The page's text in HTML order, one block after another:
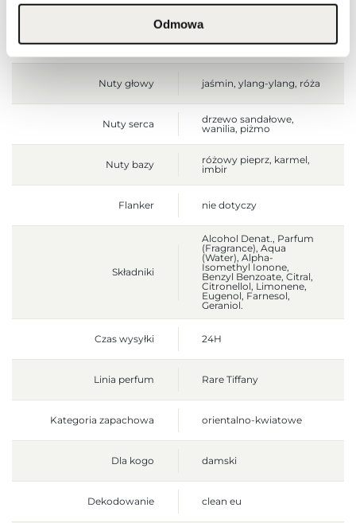
Odmowa
Wielkość
pełnowymiarowy
Nuty głowy jaśmin, ylang-ylang, róża
Nuty serca
drzewo sandałowe,
wanilia, piżmo
Nuty bazy
różowy pieprz, karmel,
imbir
Flanker nie dotyczy
Składniki
Alcohol Denat., Parfum
(Fragrance), Aqua
(Water), Alpha-
Isomethyl Ionone,
Benzyl Benzoate, Citral,
Citronellol, Limonene,
Eugenol, Farnesol,
Geraniol.
Czas wysyłki 24H
Linia perfum Rare Tiffany
Kategoria zapachowa orientalno-kwiatowe
Dla kogo damski
Dekodowanie clean eu